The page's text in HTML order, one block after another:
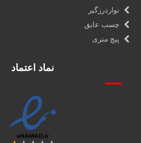
نواردرزگیر
چسب عایق
پیچ متری
نماد اعتماد